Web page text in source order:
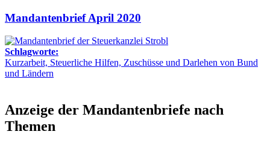
Mandantenbrief April 2020
Schlagworte:
Kurzarbeit, Steuerliche Hilfen, Zuschüsse und Darlehen von Bund
und Ländern
Anzeige der Mandantenbriefe nach
Themen